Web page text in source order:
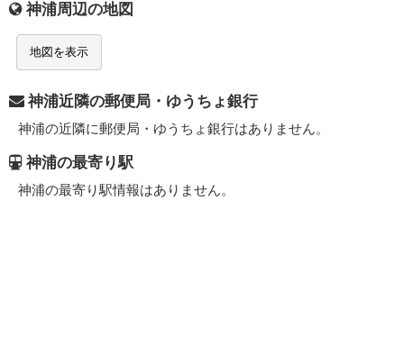
神浦周辺の地図
地図を表示
神浦近隣の郵便局・ゆうちょ銀行
神浦の近隣に郵便局・ゆうちょ銀行はありません。
神浦の最寄り駅
神浦の最寄り駅情報はありません。